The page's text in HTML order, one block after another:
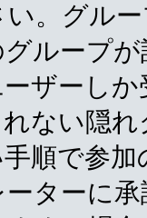
。グル
ループ
ザーし
ない隠
順で参
ターに